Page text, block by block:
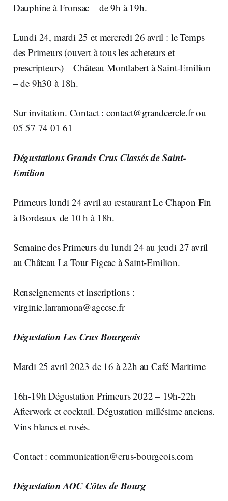
Dauphine à Fronsac – de 9h à 19h.
Lundi 24, mardi 25 et mercredi 26 avril : le Temps
des Primeurs (ouvert à tous les acheteurs et
prescripteurs) – Château Montlabert à Saint-Emilion
– de 9h30 à 18h.
Sur invitation. Contact : contact@grandcercle.frou
05 57 74 01 61
Dégustations Grands Crus Classés de Saint-
Emilion
Primeurs lundi 24 avril au restaurant Le Chapon Fin
à Bordeaux de 10 h à 18h.
Semaine des Primeurs du lundi 24 au jeudi 27 avril
au Château La Tour Figeac à Saint-Emilion.
Renseignements et inscriptions :
virginie.larramona@agccse.fr
Dégustation Les Crus Bourgeois
Mardi 25 avril 2023 de 16 à 22h au Café Maritime
16h-19h Dégustation Primeurs 2022 – 19h-22h
Afterwork et cocktail. Dégustation millésime anciens.
Vins blancs et rosés.
Contact : communication@crus-bourgeois.com
Dégustation AOC Côtes de Bourg